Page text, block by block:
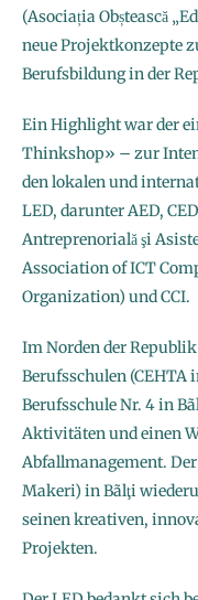
(Asociația Obștească
neue Projektkonzepte
Berufsbildung in der
Ein Highlight war der
Thinkshop» – zur
den lokalen und
LED, darunter AED,
Antreprenorială şi
Association of ICT
Organization) und CCI.
Im Norden der
Berufsschulen (CEHTA
Berufsschule Nr. 4 in
Aktivitäten und einen
Abfallmanagement.
Makeri) in Bãlţi
seinen kreativen,
Projekten.